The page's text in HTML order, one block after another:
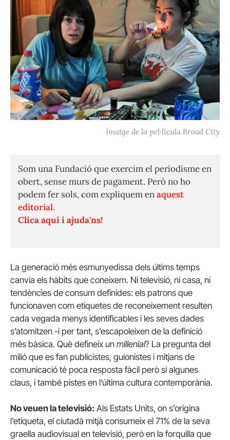
Imatge de la pel·lícula Broad City
Som una Fundació que exercim el periodisme en
obert, sense murs de pagament. Però no ho
podem fer sols, com expliquem enaquest
editorial.
Clica aquí i ajuda'ns!
La generació més esmunyedissa dels últims temps
canvia els hàbits que coneixem. Ni televisió, ni casa, ni
tendències de consum definides: els patrons que
funcionaven com etiquetes de reconeixement resulten
cada vegada menys identificables i les seves dades
s’atomitzen -i per tant, s’escapoleixen de la definició
més bàsica. Què defineix un millenial? La pregunta del
milió que es fan publicistes, guionistes i mitjans de
comunicació té poca resposta fàcil però sí algunes
claus, i també pistes en l’última cultura contemporània.
No veuen la televisió: Als Estats Units, on s’origina
l’etiqueta, el ciutadà mitjà consumeix el 71% de la seva
graella audiovisual en televisió, però en la forquilla que